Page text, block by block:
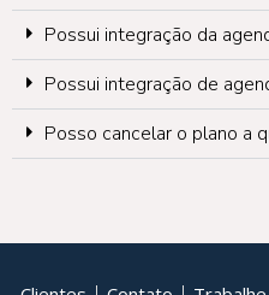
Possui integração da
Possui integração de
Posso cancelar o plano a